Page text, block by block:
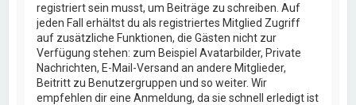
registriert sein musst, um Beiträge zu schreiben. Auf
jeden Fall erhältst du als registriertes Mitglied Zugriff
auf zusätzliche Funktionen, die Gästen nicht zur
Verfügung stehen: zum Beispiel Avatarbilder, Private
Nachrichten, E-Mail-Versand an andere Mitglieder,
Beitritt zu Benutzergruppen und so weiter. Wir
empfehlen dir eine Anmeldung, da sie schnell erledigt ist